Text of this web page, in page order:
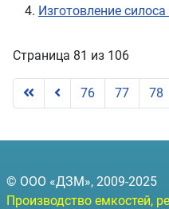
Изготовление
Страница 81 из 106
76 77 78
© ООО «ДЗМ», 2009-2025
Производство емкостей,